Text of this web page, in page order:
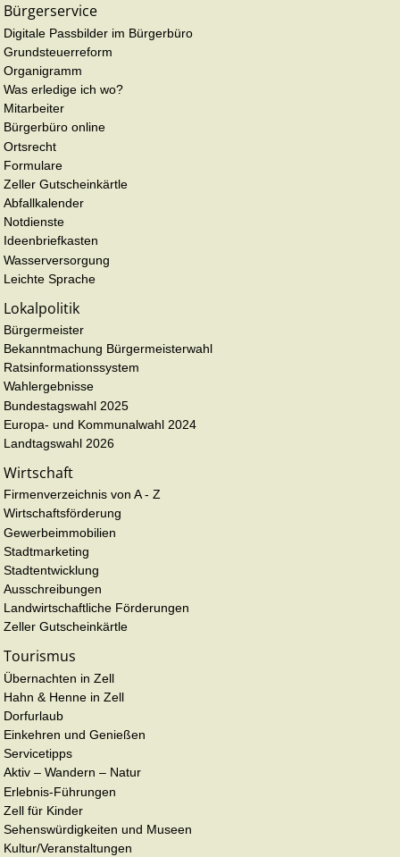
Bürgerservice
Digitale Passbilder im Bürgerbüro
Grundsteuerreform
Organigramm
Was erledige ich wo?
Mitarbeiter
Bürgerbüro online
Ortsrecht
Formulare
Zeller Gutscheinkärtle
Abfallkalender
Notdienste
Ideenbriefkasten
Wasserversorgung
Leichte Sprache
Lokalpolitik
Bürgermeister
Bekanntmachung Bürgermeisterwahl
Ratsinformationssystem
Wahlergebnisse
Bundestagswahl 2025
Europa- und Kommunalwahl 2024
Landtagswahl 2026
Wirtschaft
Firmenverzeichnis von A - Z
Wirtschaftsförderung
Gewerbeimmobilien
Stadtmarketing
Stadtentwicklung
Ausschreibungen
Landwirtschaftliche Förderungen
Zeller Gutscheinkärtle
Tourismus
Übernachten in Zell
Hahn & Henne in Zell
Dorfurlaub
Einkehren und Genießen
Servicetipps
Aktiv – Wandern – Natur
Erlebnis-Führungen
Zell für Kinder
Sehenswürdigkeiten und Museen
Kultur/Veranstaltungen